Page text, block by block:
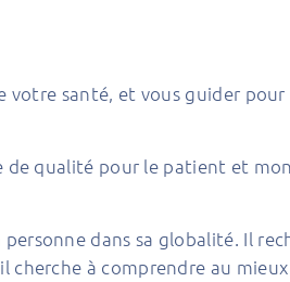
santé, et vous guider pour
de qualité pour le patient et
dans sa globalité. Il
cherche à comprendre au